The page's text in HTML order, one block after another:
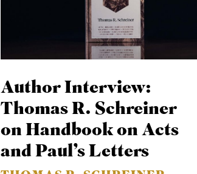
Author Interview:
Thomas R. Schreiner
on Handbook on Acts
and Paul’s Letters